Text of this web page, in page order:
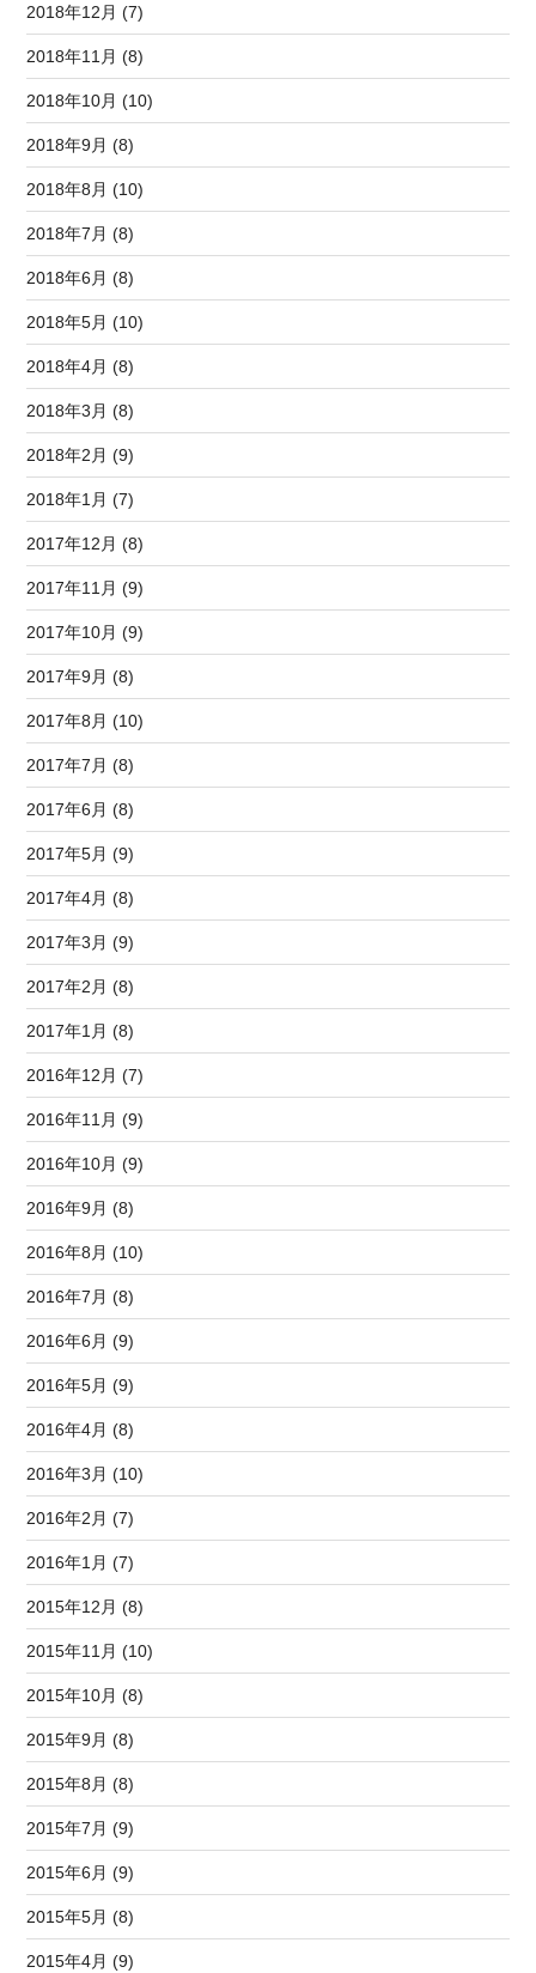
2018年12月 (7)
2018年11月 (8)
2018年10月 (10)
2018年9月 (8)
2018年8月 (10)
2018年7月 (8)
2018年6月 (8)
2018年5月 (10)
2018年4月 (8)
2018年3月 (8)
2018年2月 (9)
2018年1月 (7)
2017年12月 (8)
2017年11月 (9)
2017年10月 (9)
2017年9月 (8)
2017年8月 (10)
2017年7月 (8)
2017年6月 (8)
2017年5月 (9)
2017年4月 (8)
2017年3月 (9)
2017年2月 (8)
2017年1月 (8)
2016年12月 (7)
2016年11月 (9)
2016年10月 (9)
2016年9月 (8)
2016年8月 (10)
2016年7月 (8)
2016年6月 (9)
2016年5月 (9)
2016年4月 (8)
2016年3月 (10)
2016年2月 (7)
2016年1月 (7)
2015年12月 (8)
2015年11月 (10)
2015年10月 (8)
2015年9月 (8)
2015年8月 (8)
2015年7月 (9)
2015年6月 (9)
2015年5月 (8)
2015年4月 (9)